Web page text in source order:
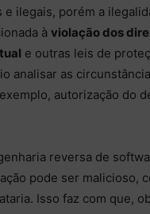
e ilegais, porém a
à violação dos
e outras leis de
analisar as
autorização do
reversa de
pode ser malicioso,
Isso faz com que,